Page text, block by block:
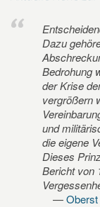
Dazu
Bedrohung
der Krise
vergrößern
und
die eigene
Dieses
Bericht von